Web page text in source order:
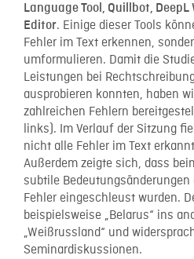
Language Tool, Quillbot,
Editor. Einige dieser Tools
Fehler im Text erkennen,
umformulieren. Damit die
Leistungen bei
ausprobieren konnten, haben
zahlreichen Fehlern
links). Im Verlauf der Sitzung
nicht alle Fehler im Text
Außerdem zeigte sich, dass
subtile
Fehler eingeschleust wurden.
beispielsweise „Belarus“ ins
„Weißrussland“ und
Seminardiskussionen.